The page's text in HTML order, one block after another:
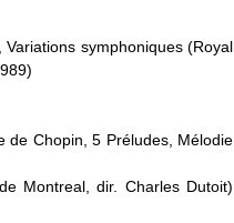
symphoniques (Royal
de Chopin, 5 Préludes, Mélodie
Montreal, dir. Charles Dutoit)